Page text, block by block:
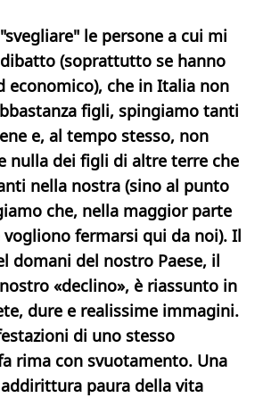
le persone a cui mi
(soprattutto se hanno
economico), che in Italia non
figli, spingiamo tanti
e, al tempo stesso, non
nulla dei figli di altre terre che
nella nostra (sino al punto
che, nella maggior parte
vogliono fermarsi qui da noi). Il
domani del nostro Paese, il
«declino», è riassunto in
dure e realissime immagini.
di uno stesso
rima con svuotamento. Una
paura della vita